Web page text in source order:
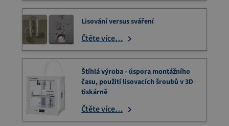
Lisování versus sváření
Čtěte více…
Štíhlá výroba - úspora montážního
času, použití lisovacích šroubů v 3D
tiskárně
Čtěte více…